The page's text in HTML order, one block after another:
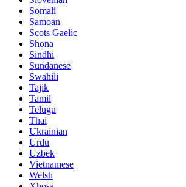
Somali
Samoan
Scots Gaelic
Shona
Sindhi
Sundanese
Swahili
Tajik
Tamil
Telugu
Thai
Ukrainian
Urdu
Uzbek
Vietnamese
Welsh